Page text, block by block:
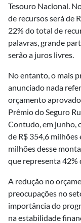
Tesouro Nacional.
de recursos será de
22% do total de
palavras, grande
serão a juros livres.
No entanto, o mais
anunciado nada
orçamento
Prêmio do Seguro
Contudo, em junho,
de R$ 354,6
milhões desse
que representa
A redução no
preocupações no
importância do
na estabilidade